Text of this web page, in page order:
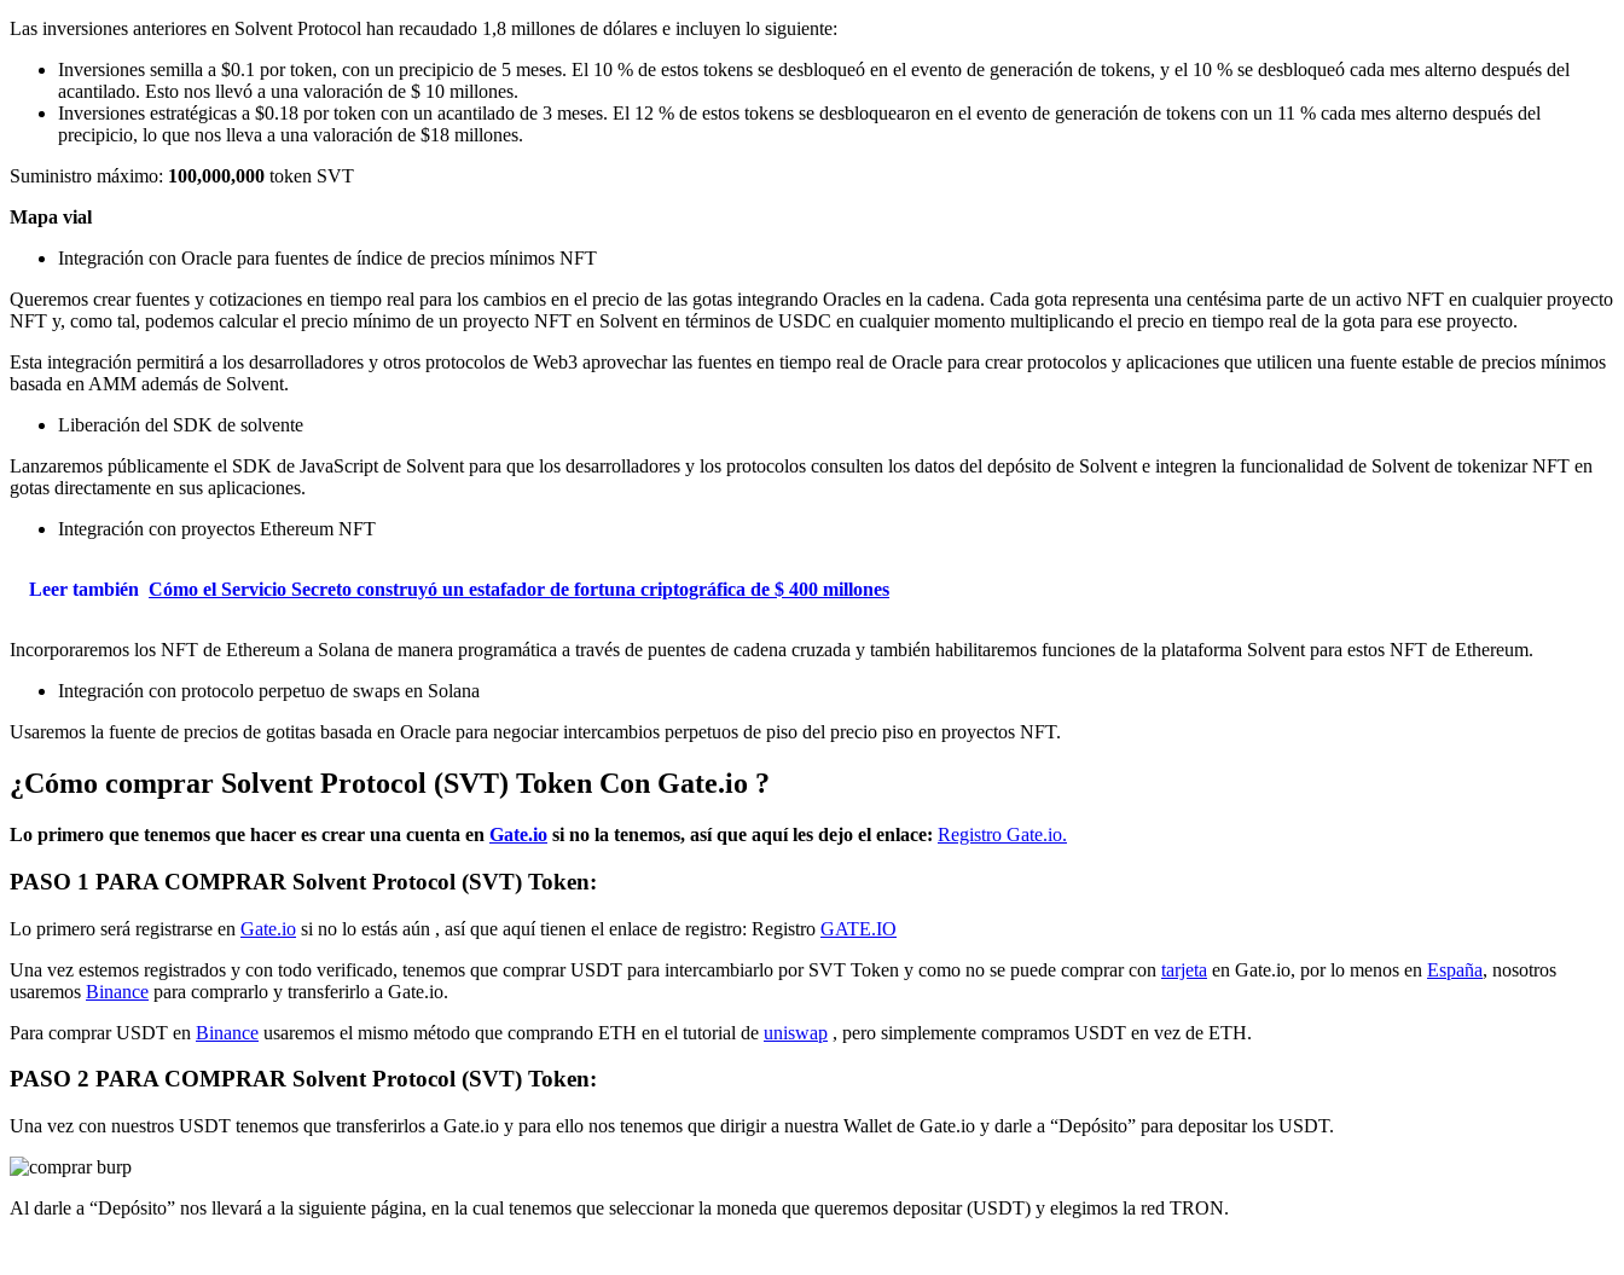
Las inversiones anteriores en Solvent Protocol han recaudado 1,8 millones de dólares e incluyen lo siguiente:
Inversiones semilla a $0.1 por token, con un precipicio de 5 meses. El 10 % de estos tokens se desbloqueó en el evento de generación de tokens, y el 10 % se desbloqueó cada mes alterno después del
acantilado. Esto nos llevó a una valoración de $ 10 millones.
Inversiones estratégicas a $0.18 por token con un acantilado de 3 meses. El 12 % de estos tokens se desbloquearon en el evento de generación de tokens con un 11 % cada mes alterno después del
precipicio, lo que nos lleva a una valoración de $18 millones.
Suministro máximo: 100,000,000 token SVT
Mapa vial
Integración con Oracle para fuentes de índice de precios mínimos NFT
Queremos crear fuentes y cotizaciones en tiempo real para los cambios en el precio de las gotas integrando Oracles en la cadena. Cada gota representa una centésima parte de un activo NFT en cualquier proyecto
NFT y, como tal, podemos calcular el precio mínimo de un proyecto NFT en Solvent en términos de USDC en cualquier momento multiplicando el precio en tiempo real de la gota para ese proyecto.
Esta integración permitirá a los desarrolladores y otros protocolos de Web3 aprovechar las fuentes en tiempo real de Oracle para crear protocolos y aplicaciones que utilicen una fuente estable de precios mínimos
basada en AMM además de Solvent.
Liberación del SDK de solvente
Lanzaremos públicamente el SDK de JavaScript de Solvent para que los desarrolladores y los protocolos consulten los datos del depósito de Solvent e integren la funcionalidad de Solvent de tokenizar NFT en
gotas directamente en sus aplicaciones.
Integración con proyectos Ethereum NFT
Leer también Cómo el Servicio Secreto construyó un estafador de fortuna criptográfica de $ 400 millones
Incorporaremos los NFT de Ethereum a Solana de manera programática a través de puentes de cadena cruzada y también habilitaremos funciones de la plataforma Solvent para estos NFT de Ethereum.
Integración con protocolo perpetuo de swaps en Solana
Usaremos la fuente de precios de gotitas basada en Oracle para negociar intercambios perpetuos de piso del precio piso en proyectos NFT.
¿Cómo comprar Solvent Protocol (SVT) Token Con Gate.io ?
Lo primero que tenemos que hacer es crear una cuenta en Gate.io si no la tenemos, así que aquí les dejo el enlace: Registro Gate.io.
PASO 1 PARA COMPRAR Solvent Protocol (SVT) Token:
Lo primero será registrarse en Gate.io si no lo estás aún , así que aquí tienen el enlace de registro: Registro GATE.IO
Una vez estemos registrados y con todo verificado, tenemos que comprar USDT para intercambiarlo por SVT Token y como no se puede comprar con tarjeta en Gate.io, por lo menos en España, nosotros
usaremos Binance para comprarlo y transferirlo a Gate.io.
Para comprar USDT en Binance usaremos el mismo método que comprando ETH en el tutorial de uniswap , pero simplemente compramos USDT en vez de ETH.
PASO 2 PARA COMPRAR Solvent Protocol (SVT) Token:
Una vez con nuestros USDT tenemos que transferirlos a Gate.io y para ello nos tenemos que dirigir a nuestra Wallet de Gate.io y darle a “Depósito” para depositar los USDT.
Al darle a “Depósito” nos llevará a la siguiente página, en la cual tenemos que seleccionar la moneda que queremos depositar (USDT) y elegimos la red TRON.